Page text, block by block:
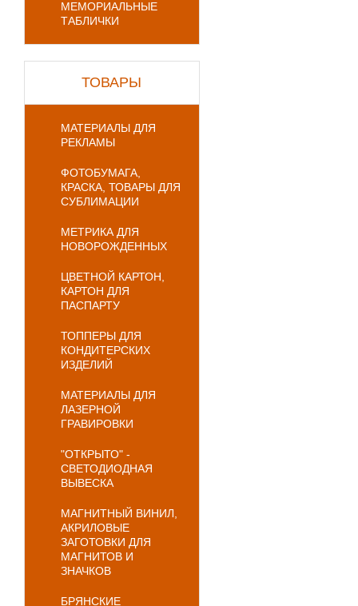
МЕМОРИАЛЬНЫЕ
ТАБЛИЧКИ
ТОВАРЫ
МАТЕРИАЛЫ ДЛЯ
РЕКЛАМЫ
ФОТОБУМАГА,
КРАСКА, ТОВАРЫ ДЛЯ
СУБЛИМАЦИИ
МЕТРИКА ДЛЯ
НОВОРОЖДЕННЫХ
ЦВЕТНОЙ КАРТОН,
КАРТОН ДЛЯ
ПАСПАРТУ
ТОППЕРЫ ДЛЯ
КОНДИТЕРСКИХ
ИЗДЕЛИЙ
МАТЕРИАЛЫ ДЛЯ
ЛАЗЕРНОЙ
ГРАВИРОВКИ
"ОТКРЫТО" -
СВЕТОДИОДНАЯ
ВЫВЕСКА
МАГНИТНЫЙ ВИНИЛ,
АКРИЛОВЫЕ
ЗАГОТОВКИ ДЛЯ
МАГНИТОВ И
ЗНАЧКОВ
БРЯНСКИЕ